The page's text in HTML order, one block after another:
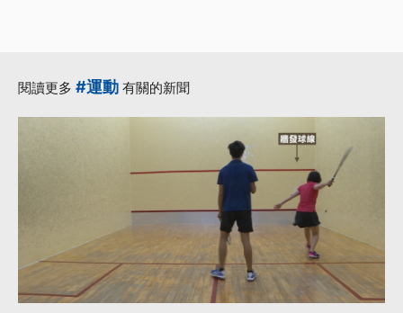
閱讀更多 #運動 有關的新聞